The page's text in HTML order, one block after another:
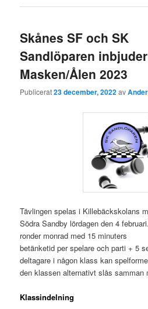
Skånes SF och SK
Sandlöparen
Masken/Ålen 2023
Publicerat23 december, 2022av
Tävlingen spelas i Killebäckskolans
Södra Sandby lördagen den 4
ronder monrad med 15 minuters
betänketid per spelare och parti + 5
deltagare i någon klass kan
den klassen alternativt slås samman
Klassindelning